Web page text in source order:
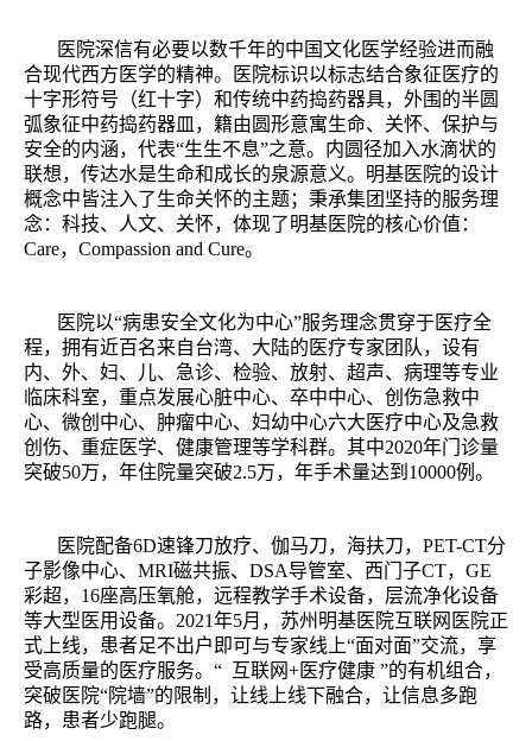
医院深信有必要以数千年的中国文化医学经验进而融
合现代西方医学的精神。医院标识以标志结合象征医疗的
十字形符号（红十字）和传统中药捣药器具，外围的半圆
弧象征中药捣药器皿，籍由圆形意寓生命、关怀、保护与
安全的内涵，代表“生生不息”之意。内圆径加入水滴状的
联想，传达水是生命和成长的泉源意义。明基医院的设计
概念中皆注入了生命关怀的主题；秉承集团坚持的服务理
念：科技、人文、关怀，体现了明基医院的核心价值：
Care，Compassion and Cure。
医院以“病患安全文化为中心”服务理念贯穿于医疗全
程，拥有近百名来自台湾、大陆的医疗专家团队，设有
内、外、妇、儿、急诊、检验、放射、超声、病理等专业
临床科室，重点发展心脏中心、卒中中心、创伤急救中
心、微创中心、肿瘤中心、妇幼中心六大医疗中心及急救
创伤、重症医学、健康管理等学科群。其中2020年门诊量
突破50万，年住院量突破2.5万，年手术量达到10000例。
医院配备6D速锋刀放疗、伽马刀，海扶刀，PET-CT分
子影像中心、MRI磁共振、DSA导管室、西门子CT，GE
彩超，16座高压氧舱，远程教学手术设备，层流净化设备
等大型医用设备。2021年5月，苏州明基医院互联网医院正
式上线，患者足不出户即可与专家线上“面对面”交流，享
受高质量的医疗服务。“ 互联网+医疗健康 ”的有机组合，
突破医院“院墙”的限制，让线上线下融合，让信息多跑
路，患者少跑腿。